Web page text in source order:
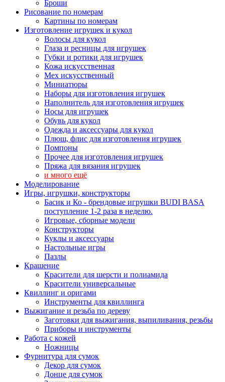
Броши
Рисование по номерам
Картины по номерам
Изготовление игрушек и кукол
Волосы для кукол
Глаза и ресницы для игрушек
Губки и ротики для игрушек
Кожа искусственная
Мех искусственный
Миниатюры
Наборы для изготовления игрушек
Наполнитель для изготовления игрушек
Носы для игрушек
Обувь для кукол
Одежда и аксессуары для кукол
Плюш, флис для изготовления игрушек
Помпоны
Прочее для изготовления игрушек
Пряжа для вязания игрушек
и много ещё
Моделирование
Игры, игрушки, конструкторы
Басик и Ко - брендовые игрушки BUDI BASA
поступление 1-2 раза в неделю.
Игровые, сборные модели
Конструкторы
Куклы и аксессуары
Настольные игры
Пазлы
Крашение
Красители для шерсти и полиамида
Красители универсальные
Квиллинг и оригами
Инструменты для квиллинга
Выжигание и резьба по дереву
Заготовки для выжигания, выпиливания, резьбы
Приборы и инструменты
Работа с кожей
Ножницы
Фурнитура для сумок
Декор для сумок
Донце для сумок